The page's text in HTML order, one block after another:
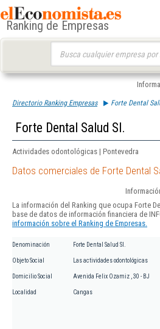
Ranking de Empresas
Directorio Ranking Empresas Forte Dental
Forte Dental Salud Sl.
Actividades odontológicas | Pontevedra
Datos comerciales de Forte Dental
La información del Ranking que ocupa Forte
base de datos de información financiera de
información sobre el Ranking de Empresas.
Denominación Forte Dental Salud Sl.
Objeto Social Las actividades odontológicas
Domicilio Social Avenida Felix Ozamiz , 30 - BJ
Localidad Cangas